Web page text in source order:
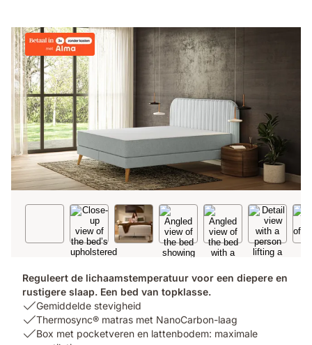
Reguleert de lichaamstemperatuur voor een diepere en
rustigere slaap. Een bed van topklasse.
USP
1:
Gemiddelde
Gemiddelde stevigheid
USP
2:
Thermosync® matras met NanoCarbon-laag
USPBox met pocketveren en lattenbodem: maximale